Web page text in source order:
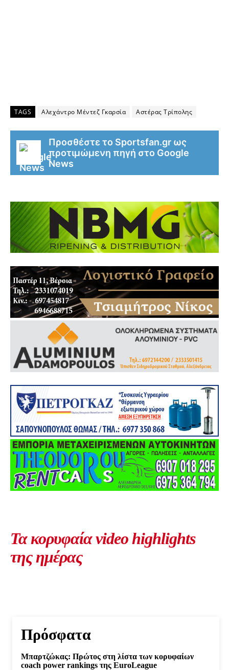
TAGS Αλεχάντρο Μέντεζ Γκαρσία Αστέρας Τρίπολης
Προσθέστε το Sportsfan.gr ως
προτιμώμενη πηγή στο Google
News
Τα κορυφαία video highlights
της ημέρας
Πρόσφατα
Μπαρτζώκας: Πρώτος στη λίστα των κορυφαίων
coach power rankings της EuroLeague